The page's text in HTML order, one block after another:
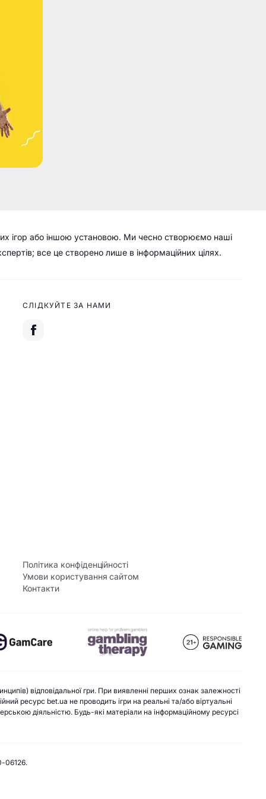
ігор або іншою установою. Ми чесно створюємо наші
все це створено лише в інформаційних цілях.
СЛІДКУЙТЕ ЗА НАМИ
Політика конфіденційності
Умови користування сайтом
Контакти
відповідальної гри. При виявленні перших ознак залежності
ресурс bet.ua не проводить ігри на реальні та/або віртуальні
діяльністю. Будь-які матеріали на інформаційному ресурсі
06126.